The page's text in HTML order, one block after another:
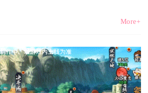
More+